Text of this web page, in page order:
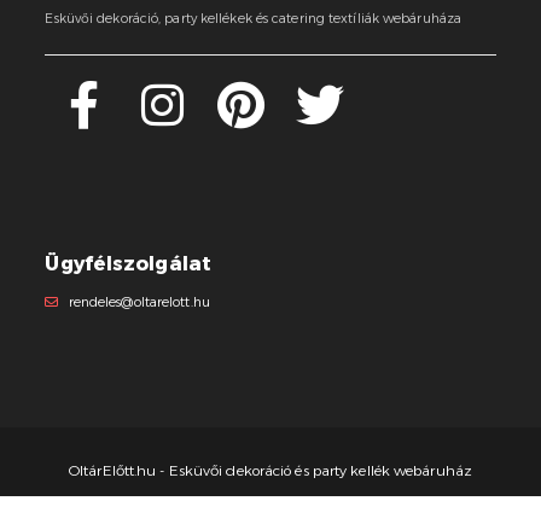
Esküvői dekoráció, party kellékek és catering textíliák webáruháza
Ügyfélszolgálat
rendeles@oltarelott.hu
OltárElőtt.hu - Esküvői dekoráció és party kellék webáruház